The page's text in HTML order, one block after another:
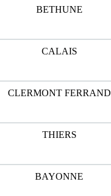
BETHUNE
CALAIS
CLERMONT FERRAND
THIERS
BAYONNE